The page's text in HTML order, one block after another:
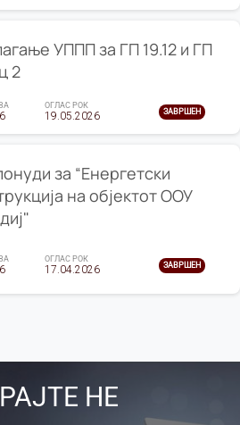
УППП за ГП 19.12 и ГП
2
ОГЛАС РОК
19.05.2026 ЗАВРШЕН
за “Енергетски
на објектот ООУ
ОГЛАС РОК
17.04.2026 ЗАВРШЕН
НЕ